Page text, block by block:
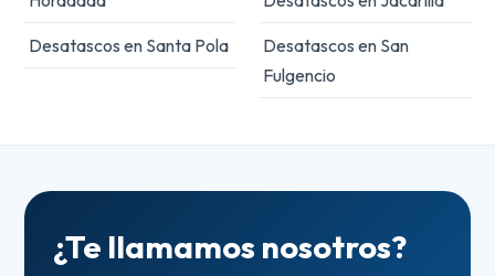
Desatascos en Santa Pola
Desatascos en San
Fulgencio
¿Te llamamos nosotros?